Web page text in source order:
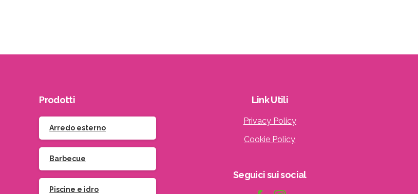
Prodotti
Arredo esterno
Barbecue
Piscine e idro
LinkUtili
Privacy Policy
Cookie Policy
Seguicisuisocial